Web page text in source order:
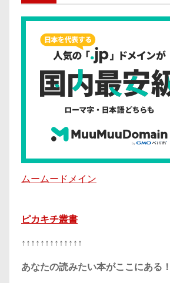
ムームードメイン
ピカキチ叢書
↑↑↑↑↑↑↑↑↑↑↑↑↑
あなたの読みたい本がここにある！